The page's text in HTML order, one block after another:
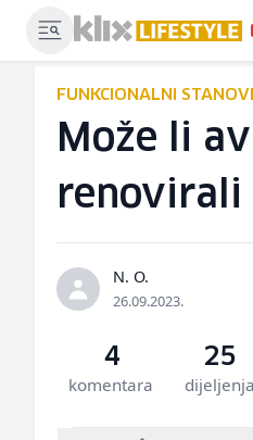
FUNKCIONALNI STANOVI
Može li
renovirali
N. O.
26.09.2023.
4
komentara
25
dijeljenja